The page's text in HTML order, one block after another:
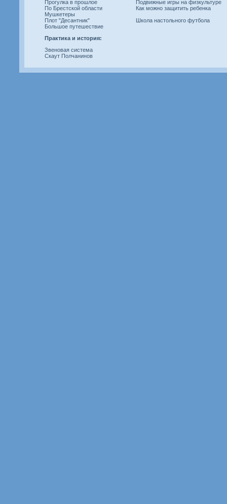
Прогулка в прошлое
По Брестской области
Мушкетеры
Плот "Десантник"
Большое путешествие
Практика и история:
Звеновая система
Скаут Полчанинов
Подвижные игры на физкультуре
Как можно защитить ребенка
Школа настольного футбола